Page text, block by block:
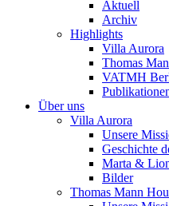
Aktuell
Archiv
Highlights
Villa Aurora
Thomas
VATMH
Über uns
Villa Aurora
Unsere
Geschichte
Marta &
Bilder
Thomas Mann